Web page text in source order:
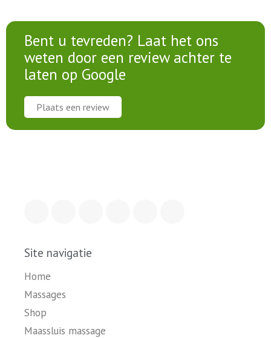
Bent u tevreden? Laat het ons
weten door een review achter te
laten op Google
Plaats een review
Site navigatie
Home
Massages
Shop
Maassluis massage